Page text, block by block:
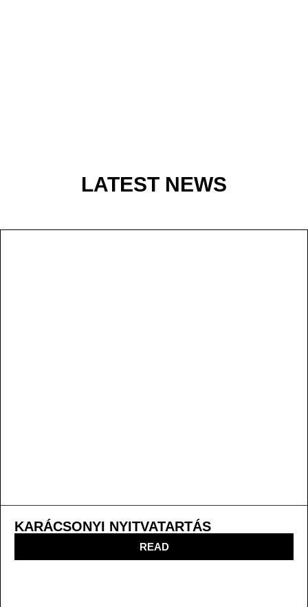
NEWS
LATEST NEWS
KARÁCSONYI NYITVATARTÁS
READ